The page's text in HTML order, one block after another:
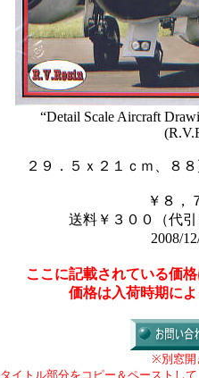
“Detail Scale Aircraft
２９．５ｘ２１ｃｍ、８
￥８，
送料￥３００（代引
2008/
ここに記載されている価
価格は入荷時期に
※別窓開
タイトル部分をコピー＆ペーストし